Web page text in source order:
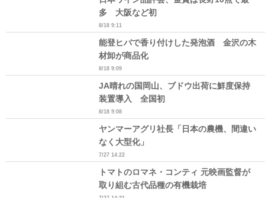
多 大阪など初
8/18 9:11
能登ヒバで香り付けした発泡酒 金沢の木
材卸が商品化
8/18 9:09
JA晴れの国岡山、ブドウ出荷に鮮度保持
装置導入 全国初
8/18 9:08
ヤンマーアグリ社長「日本の農機、間違い
なく大型化」
7/27 14:22
トマトのロマネ・コンティ 元映画監督が
取り組む古代品種の有機栽培